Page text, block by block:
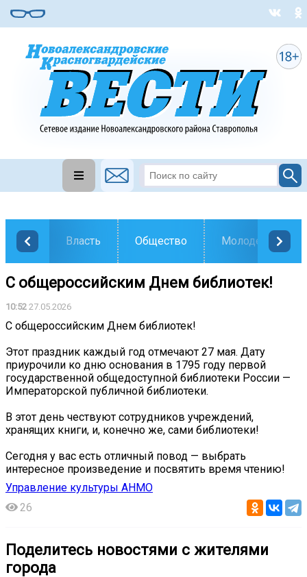
Власть Общество Молодежь
С общероссийским Днем библиотек!
10:52 27.05.2026
С общероссийским Днем библиотек!
Этот праздник каждый год отмечают 27 мая. Дату
приурочили ко дню основания в 1795 году первой
государственной общедоступной библиотеки России —
Императорской публичной библиотеки.
В этот день чествуют сотрудников учреждений,
хранящих книги, и, конечно же, сами библиотеки!
Сегодня у вас есть отличный повод — выбрать
интересное произведение и посвятить время чтению!
Управление культуры АНМО
26
Поделитесь новостями с жителями
города